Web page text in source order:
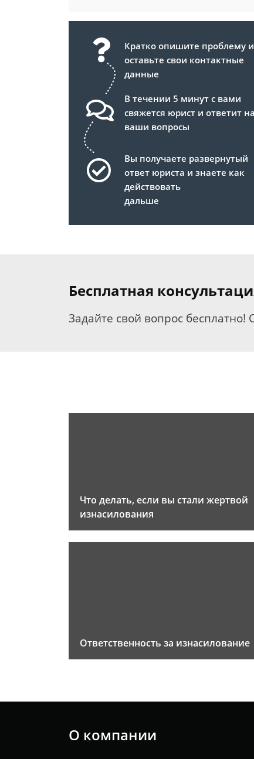
Кратко опишите проблему и
оставьте свои контактные
данные
В течении 5 минут с вами
свяжется юрист и ответит на
ваши вопросы
Вы получаете развернутый
ответ юриста и знаете как
действовать
дальше
Бесплатная
Задайте свой вопрос
Что делать, если вы стали жертвой
изнасилования
Ответственность за изнасилование
О компании